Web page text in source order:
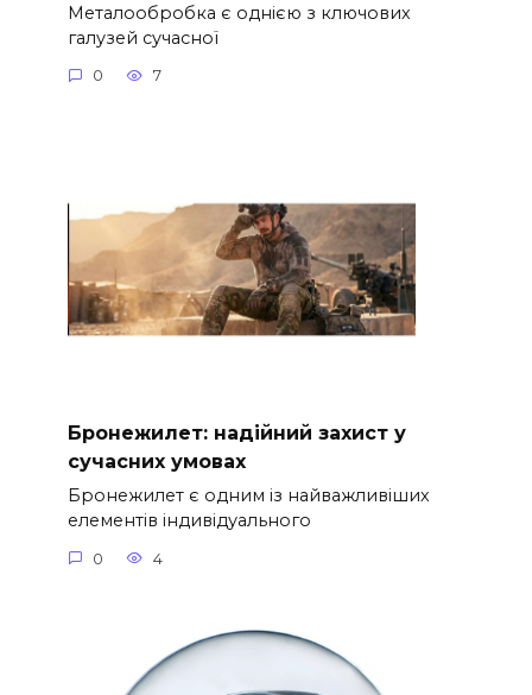
Металообробка є однією з ключових
галузей сучасної
0 7
Бронежилет: надійний захист у
сучасних умовах
Бронежилет є одним із найважливіших
елементів індивідуального
0 4